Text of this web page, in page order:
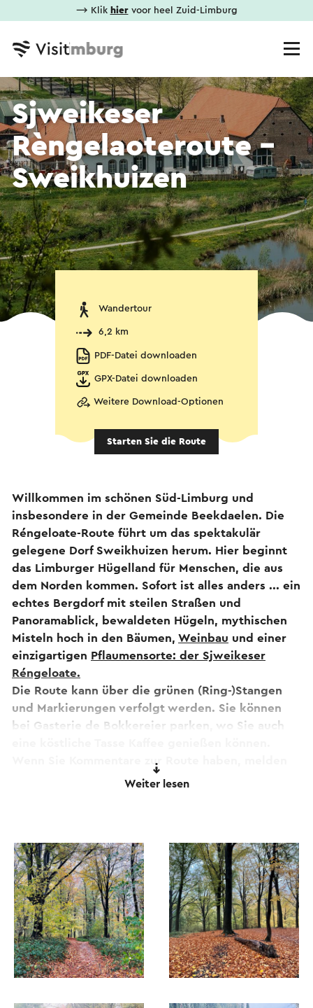
⟶ Klik hiervoor heel Zuid-Limburg
Sjweikeser
Rèngelaoteroute -
Sweikhuizen
Wandertour
6,2 km
PDF-Datei downloaden
GPX-Datei downloaden
Weitere Download-Optionen
Starten Sie die Route
Willkommen im schönen Süd-Limburg und
insbesondere in der Gemeinde Beekdaelen. Die
Réngeloate-Route führt um das spektakulär
gelegene Dorf Sweikhuizen herum. Hier beginnt
das Limburger Hügelland für Menschen, die aus
dem Norden kommen. Sofort ist alles anders ... ein
echtes Bergdorf mit steilen Straßen und
Panoramablick, bewaldeten Hügeln, mythischen
Misteln hoch in den Bäumen, Weinbau und einer
einzigartigen Pflaumensorte: der Sjweikeser
Réngeloate.
Die Route kann über die grünen (Ring-)Stangen
und Markierungen verfolgt werden. Sie können
bei Gasterie de Bokkereier parken, wo Sie auch
Wenn Sie Kommentare zur Route haben, melden
routepunt@visitzuidlimburg.nl
bestellt werden
Dieser Text wurde mit Hilfe eines Online-
Übersetzungsdienstes automatisch übersetzt.
Weiter lesen